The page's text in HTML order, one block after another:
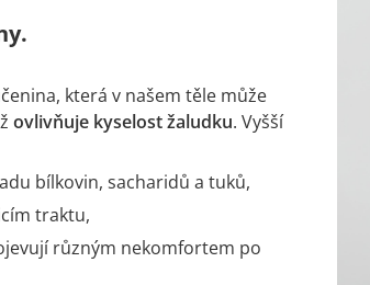
která v našem těle může
ovlivňuje kyselost žaludku. Vyšší
bílkovin, sacharidů a tuků,
traktu,
různým nekomfortem po